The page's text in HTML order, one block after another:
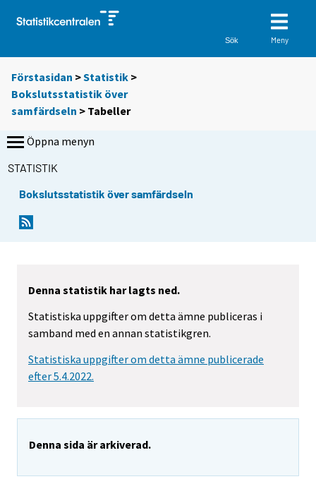
Sök Meny
Förstasidan >Statistik >
Bokslutsstatistik över
samfärdseln > Tabeller
Öppna menyn
STATISTIK
Bokslutsstatistik över samfärdseln
Denna statistik har lagts ned.
Statistiska uppgifter om detta ämne publiceras i
samband med en annan statistikgren.
Statistiska uppgifter om detta ämne publicerade
efter 5.4.2022.
Denna sida är arkiverad.